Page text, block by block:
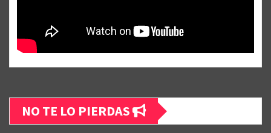
NO TE LO PIERDAS